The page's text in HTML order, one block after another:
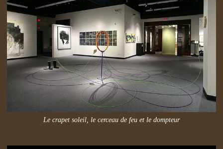
Le crapet soleil, le cerceau de feu et le dompteur